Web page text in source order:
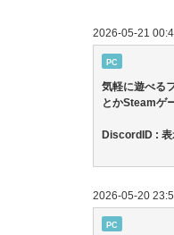
2026-05-21
PC
気軽に遊べる
とかSteamゲ
DiscordID : 表
2026-05-20
PC